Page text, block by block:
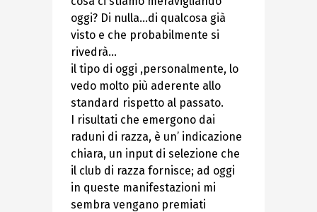
oggi? Di nulla…di qualcosa già
visto e che probabilmente si
rivedrà…
il tipo di oggi ,personalmente, lo
vedo molto più aderente allo
standard rispetto al passato.
I risultati che emergono dai
raduni di razza, è un’ indicazione
chiara, un input di selezione che
il club di razza fornisce; ad oggi
in queste manifestazioni mi
sembra vengano premiati